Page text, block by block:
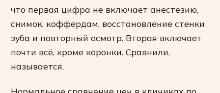
что первая цифра не включает анестезию,
снимок, коффердам, восстановление стенки
зуба и повторный осмотр. Вторая включает
почти всё, кроме коронки. Сравнили,
называется.